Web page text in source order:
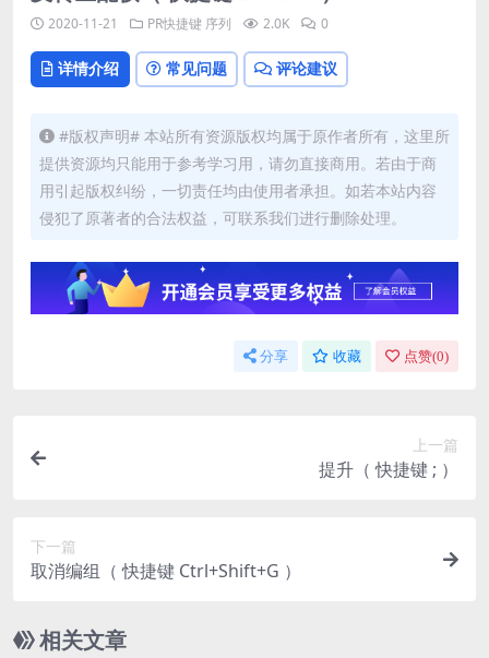
2020-11-21 PR快捷键 序列 2.0K 0
详情介绍 常见问题 评论建议
#版权声明# 本站所有资源版权均属于原作者所有，这里所
提供资源均只能用于参考学习用，请勿直接商用。若由于商
用引起版权纠纷，一切责任均由使用者承担。如若本站内容
侵犯了原著者的合法权益，可联系我们进行删除处理。
分享 收藏 点赞(0)
上一篇
提升（ 快捷键 ; ）
下一篇
取消编组（ 快捷键 Ctrl+Shift+G ）
相关文章